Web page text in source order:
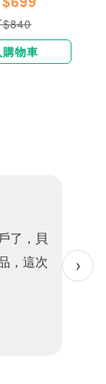
購物車
了，貝
，這次
感鬆
完後
›